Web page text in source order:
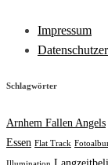
Impressum
Schlagwörter
Arnhem Fallen Angels
Essen Flat Track